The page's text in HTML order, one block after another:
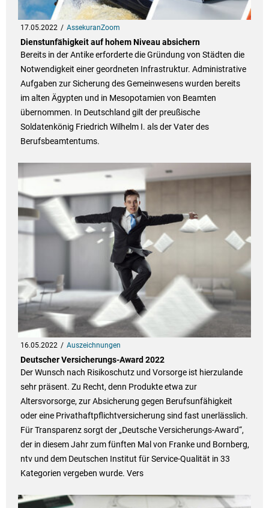
17.05.2022 AssekuranZoom
Dienstunfähigkeit auf hohem Niveau absichern
Bereits in der Antike erforderte die Gründung von Städten die
Notwendigkeit einer geordneten Infrastruktur. Administrative
Aufgaben zur Sicherung des Gemeinwesens wurden bereits
im alten Ägypten und in Mesopotamien von Beamten
übernommen. In Deutschland gilt der preußische
Soldatenkönig Friedrich Wilhelm I. als der Vater des
Berufsbeamtentums.
16.05.2022 Auszeichnungen
Deutscher Versicherungs-Award 2022
Der Wunsch nach Risikoschutz und Vorsorge ist hierzulande
sehr präsent. Zu Recht, denn Produkte etwa zur
Altersvorsorge, zur Absicherung gegen Berufsunfähigkeit
oder eine Privathaftpflichtversicherung sind fast unerlässlich.
Für Transparenz sorgt der „Deutsche Versicherungs-Award“,
der in diesem Jahr zum fünften Mal von Franke und Bornberg,
ntv und dem Deutschen Institut für Service-Qualität in 33
Kategorien vergeben wurde. Vers